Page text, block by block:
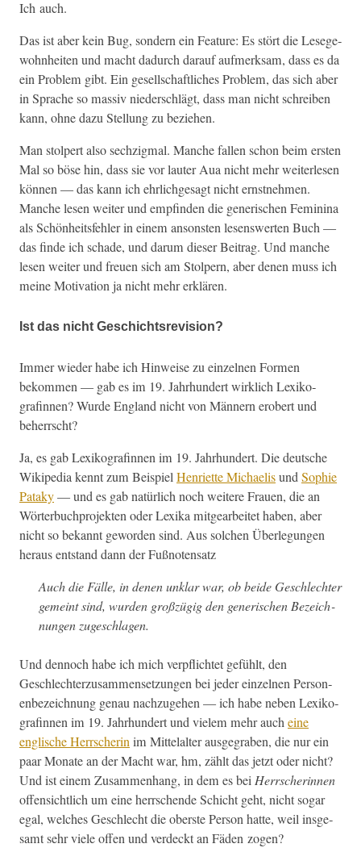
Ich auch.
Das ist aber kein Bug, son­dern ein Fea­ture: Es stört die Lesege­
wohn­heit­en und macht dadurch darauf aufmerk­sam, dass es da
ein Prob­lem gibt. Ein gesellschaftlich­es Prob­lem, das sich aber
in Sprache so mas­siv nieder­schlägt, dass man nicht schreiben
kann, ohne dazu Stel­lung zu beziehen.
Man stolpert also sechzig­mal. Manche fall­en schon beim ersten
Mal so böse hin, dass sie vor lauter Aua nicht mehr weit­er­lesen
kön­nen — das kann ich ehrlichge­sagt nicht ern­st­nehmen.
Manche lesen weit­er und empfind­en die gener­ischen Fem­i­ni­na
als Schön­heits­fehler in einem anson­sten lesenswerten Buch —
das finde ich schade, und darum dieser Beitrag. Und manche
lesen weit­er und freuen sich am Stolpern, aber denen muss ich
meine Moti­va­tion ja nicht mehr erklären.
Ist das nicht Geschichtsrevision?
Immer wieder habe ich Hin­weise zu einzel­nen For­men
bekom­men — gab es im 19. Jahrhun­dert wirk­lich Lexiko­
grafinnen? Wurde Eng­land nicht von Män­nern erobert und
beherrscht?
Ja, es gab Lexiko­grafinnen im 19. Jahrhun­dert. Die deutsche
Wikipedia ken­nt zum BeispielHen­ri­ette MichaelisundSophie
Pataky— und es gab natür­lich noch weit­ere Frauen, die an
Wörter­buch­pro­jek­ten oder Lexi­ka mit­gear­beit­et haben, aber
nicht so bekan­nt gewor­den sind. Aus solchen Über­legun­gen
her­aus ent­stand dann der Fußnotensatz
Auch die Fälle, in denen unklar war, ob bei­de Geschlechter
gemeint sind, wur­den großzügig den gener­ischen Beze­ich­
nun­gen zugeschlagen.
Und den­noch habe ich mich verpflichtet gefühlt, den
Geschlechterzusam­menset­zun­gen bei jed­er einzel­nen Per­so­n­
en­beze­ich­nung genau nachzuge­hen — ich habe neben Lexiko­
grafinnen im 19. Jahrhun­dert und vielem mehr aucheine
englis­che Herrscherinim Mit­te­lal­ter aus­ge­graben, die nur ein
paar Monate an der Macht war, hm, zählt das jet­zt oder nicht?
Und ist einem Zusam­men­hang, in dem es bei Herrscherin­nen
offen­sichtlich um eine herrschende Schicht geht, nicht sog­ar
egal, welch­es Geschlecht die ober­ste Per­son hat­te, weil ins­ge­
samt sehr viele offen und verdeckt an Fäden zogen?